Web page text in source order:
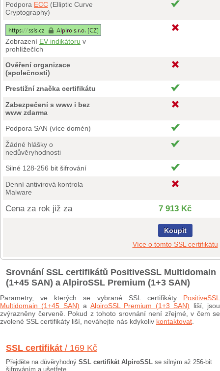
Podpora ECC (Elliptic Curve
Cryptography)
Zobrazení EV indikátoru v
prohlížečích
Ověření organizace
(společnosti)
Prestižní značka certifikátu
Zabezpečení s www i bez
www zdarma
Podpora SAN (více domén)
Žádné hlášky o
nedůvěryhodnosti
Silné 128-256 bit šifrování
Denní antivirová kontrola
Malware
Cena za rok již za 7 913 Kč
Koupit
Více o tomto SSL certifikátu
Srovnání SSL certifikátů PositiveSSL Multidomain
(1+45 SAN) a AlpiroSSL Premium (1+3 SAN)
Parametry, ve kterých se vybrané SSL certifikáty PositiveSSL
Multidomain (1+45 SAN) a AlpiroSSL Premium (1+3 SAN) liší, jsou
zvýrazněny červeně. Pokud z tohoto srovnání není zřejmé, v čem se
zvolené SSL certifikáty liší, neváhejte nás kdykoliv kontaktovat
SSL certifikát / 169 Kč
Přejděte na důvěryhodný SSL certifikát AlpiroSSL se silným až 256-bit
šifrováním a ušetřete.